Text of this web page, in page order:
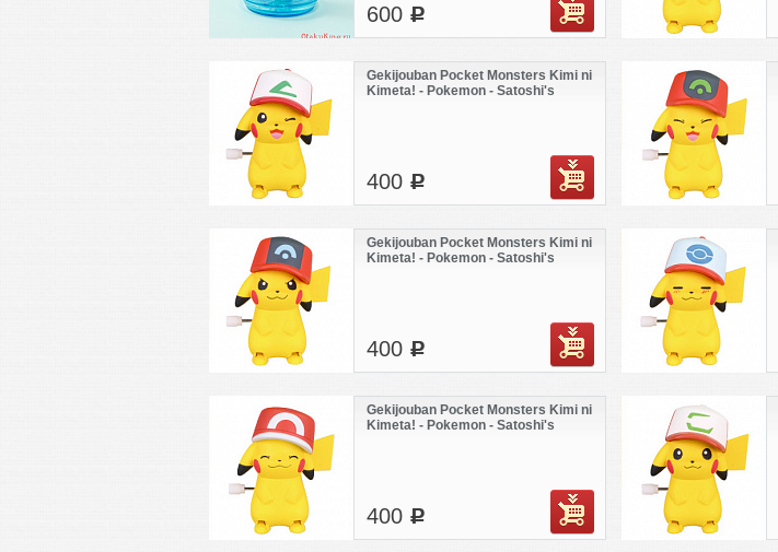
фотографий).
600 c
Gekijouban Pocket Monsters Kimi ni
Kimeta! - Pokemon - Satoshi's
400 c
Gekijouban Pocket Monsters Kimi ni
Kimeta! - Pokemon - Satoshi's
400 c
Gekijouban Pocket Monsters Kimi ni
Kimeta! - Pokemon - Satoshi's
400 c